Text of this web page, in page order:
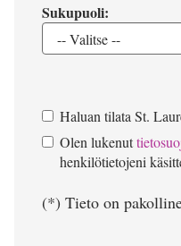
Sukupuoli:
Haluan tilata St.
Olen lukenut
henkilötietojeni
(*) Tieto on